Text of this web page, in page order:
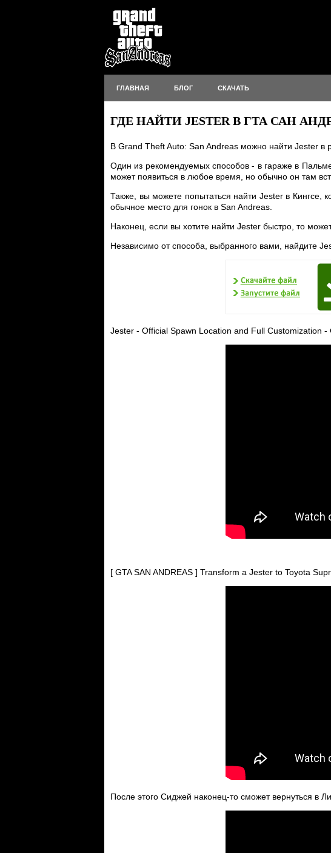
ГЛАВНАЯ БЛОГ СКАЧАТЬ
ГДЕ НАЙТИ JESTER В ГТА САН
В Grand Theft Auto: San Andreas можно найти Jester в
Один из рекомендуемых способов - в гараже в
может появиться в любое время, но обычно он там
Также, вы можете попытаться найти Jester в Кингсе,
обычное место для гонок в San Andreas.
Наконец, если вы хотите найти Jester быстро, то
Независимо от способа, выбранного вами, найдите
Jester - Official Spawn Location and Full Customization -
[ GTA SAN ANDREAS ] Transform a Jester to Toyota
После этого Сиджей наконец-то сможет вернуться в